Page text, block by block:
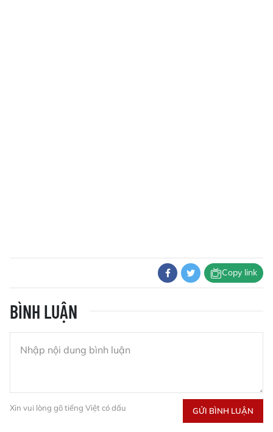
Copy link
BÌNH LUẬN
Xin vui lòng gõ tiếng Việt có dấu GỬI BÌNH LUẬN